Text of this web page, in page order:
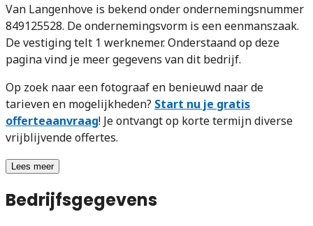
Van Langenhove is bekend onder ondernemingsnummer
849125528. De ondernemingsvorm is een eenmanszaak.
De vestiging telt 1 werknemer. Onderstaand op deze
pagina vind je meer gegevens van dit bedrijf.
Op zoek naar een fotograaf en benieuwd naar de
tarieven en mogelijkheden? Start nu je gratis
offerteaanvraag! Je ontvangt op korte termijn diverse
vrijblijvende offertes.
Lees meer
Bedrijfsgegevens